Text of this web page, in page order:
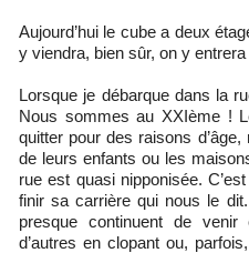
Aujourd’hui le cube a deux
y viendra, bien sûr, on y entrera
Lorsque je débarque dans la
Nous sommes au XXIème !
quitter pour des raisons
de leurs enfants ou les
rue est quasi nipponisée.
finir sa carrière qui nous le
presque continuent de venir
d’autres en clopant ou,